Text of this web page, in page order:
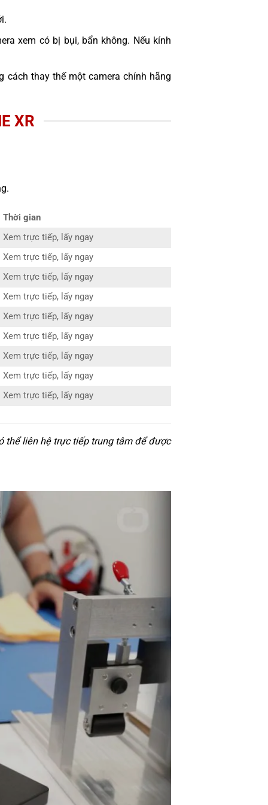
xem có bị bụi, bẩn không. Nếu kính
thay thế một camera chính hãng
XR
Thời gian
Xem trực tiếp, lấy ngay
Xem trực tiếp, lấy ngay
Xem trực tiếp, lấy ngay
Xem trực tiếp, lấy ngay
Xem trực tiếp, lấy ngay
Xem trực tiếp, lấy ngay
Xem trực tiếp, lấy ngay
Xem trực tiếp, lấy ngay
Xem trực tiếp, lấy ngay
thể liên hệ trực tiếp trung tâm để được